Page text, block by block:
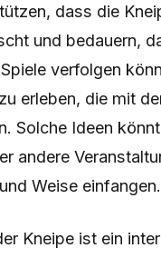
dass die
und bedauern,
verfolgen
erleben, die mit
Solche Ideen
andere
Weise einfangen.
Kneipe ist ein